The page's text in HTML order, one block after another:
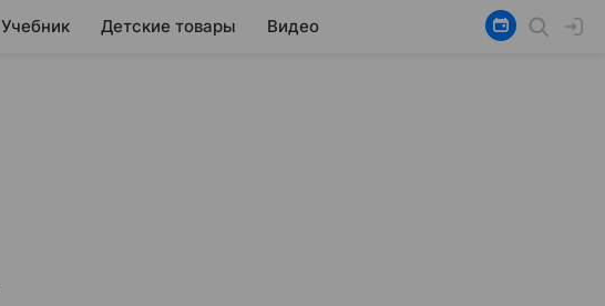
Учебник Детские товары Видео